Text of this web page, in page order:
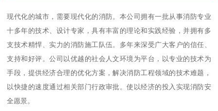
现代化的城市，需要现代化的消防。本公司拥有一批从事消防专业
十多年的技术、设计专家，具有丰富的理论和实践经验，并拥有多
支技术精悍、实力的消防施工队伍。多年来深受广大客户的信任、
支持和好评。公司以优越的社会人文环境为平台，以专业的技术为
手段，提供经济合理的优化方案，解决消防工程领域的技术难题，
以快捷的速度通过相关部门行政审批。使以经济的投入实现消防安
全愿景。